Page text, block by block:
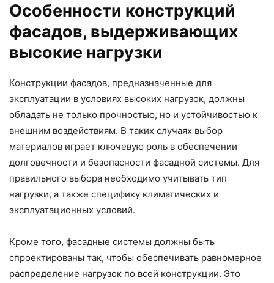
Особенности конструкций
фасадов, выдерживающих
высокие нагрузки
Конструкции фасадов, предназначенные для
эксплуатации в условиях высоких нагрузок, должны
обладать не только прочностью, но и устойчивостью к
внешним воздействиям. В таких случаях выбор
материалов играет ключевую роль в обеспечении
долговечности и безопасности фасадной системы. Для
правильного выбора необходимо учитывать тип
нагрузки, а также специфику климатических и
эксплуатационных условий.
Кроме того, фасадные системы должны быть
спроектированы так, чтобы обеспечивать равномерное
распределение нагрузок по всей конструкции. Это